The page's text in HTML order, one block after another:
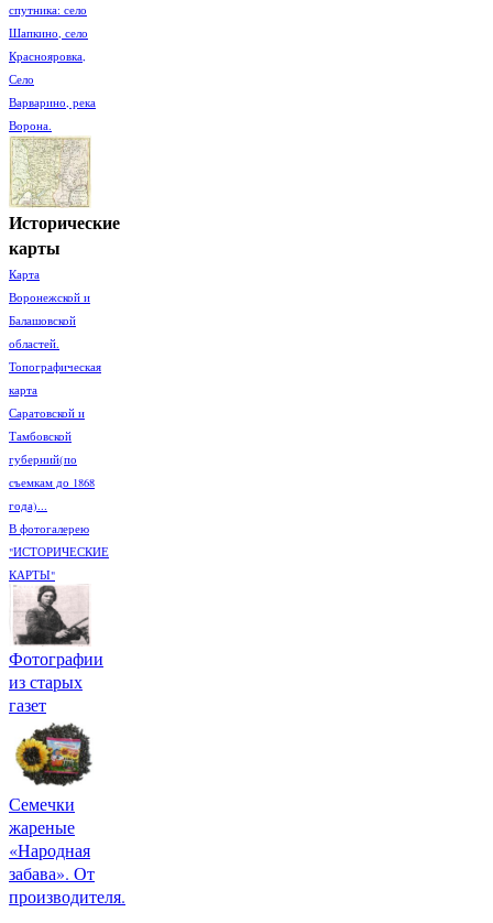
спутника: село
Шапкино, село
Краснояровка,
Село
Варварино, река
Ворона.
Исторические
карты
Карта
Воронежской и
Балашовской
областей.
Топографическая
карта
Саратовской и
Тамбовской
губерний(по
съемкам до 1868
года)...
В фотогалерею
"ИСТОРИЧЕСКИЕ
КАРТЫ"
Фотографии
из старых
газет
Семечки
жареные
«Народная
забава». От
производителя.